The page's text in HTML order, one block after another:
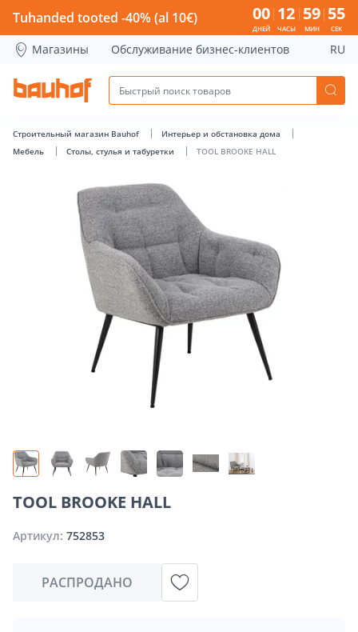
TOOL BROOKE HALL - Bauhof has loaded
Tuhanded tooted -40% (al 10€) 00
ДНЕЙ
12
ЧАСЫ
59
МИН
54
СЕК
Магазины Обслуживание бизнес-клиентов RU
Строительный магазин Bauhof
Интерьер и обстановка дома
Мебель
Столы, стулья и табуретки TOOL BROOKE HALL
TOOL BROOKE HALL
Артикул: 752853
РАСПРОДАНО